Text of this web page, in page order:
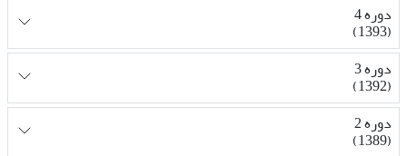
دوره 4
(1393)
دوره 3
(1392)
دوره 2
(1389)